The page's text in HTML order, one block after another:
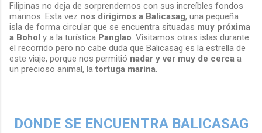
Filipinas no deja de sorprendernos con sus increíbles fondos
marinos. Esta vez nos dirigimos a Balicasag, una pequeña
isla de forma circular que se encuentra situadas muy próxima
a Bohol y a la turística Panglao. Visitamos otras islas durante
el recorrido pero no cabe duda que Balicasag es la estrella de
este viaje, porque nos permitió nadar y ver muy de cerca a
un precioso animal, la tortuga marina.
DONDE SE ENCUENTRA BALICASAG